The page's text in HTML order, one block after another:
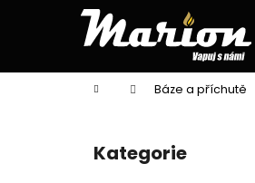
Domů Báze a příchutě
Přeskočit
kategorie
Kategorie
í
Zpět
do
Zpět
do